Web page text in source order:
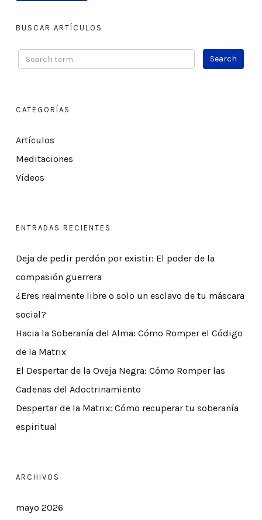
BUSCAR ARTÍCULOS
CATEGORÍAS
Artículos
Meditaciones
Vídeos
ENTRADAS RECIENTES
Deja de pedir perdón por existir: El poder de la
compasión guerrera
¿Eres realmente libre o solo un esclavo de tu máscara
social?
Hacia la Soberanía del Alma: Cómo Romper el Código
de la Matrix
El Despertar de la Oveja Negra: Cómo Romper las
Cadenas del Adoctrinamiento
Despertar de la Matrix: Cómo recuperar tu soberanía
espiritual
ARCHIVOS
mayo 2026